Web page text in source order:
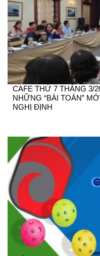
CAFE THỨ 7 THÁNG 3/
NHỮNG “BÀI TOÁN”
NGHỊ ĐỊNH